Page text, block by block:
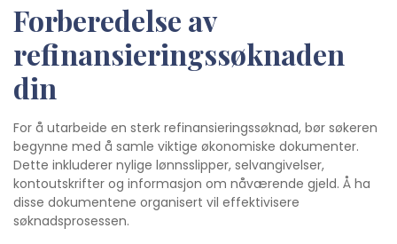
Forberedelse av
refinansieringssøknaden
din
For å utarbeide en sterk refinansieringssøknad, bør søkeren
begynne med å samle viktige økonomiske dokumenter.
Dette inkluderer nylige lønnsslipper, selvangivelser,
kontoutskrifter og informasjon om nåværende gjeld. Å ha
disse dokumentene organisert vil effektivisere
søknadsprosessen.